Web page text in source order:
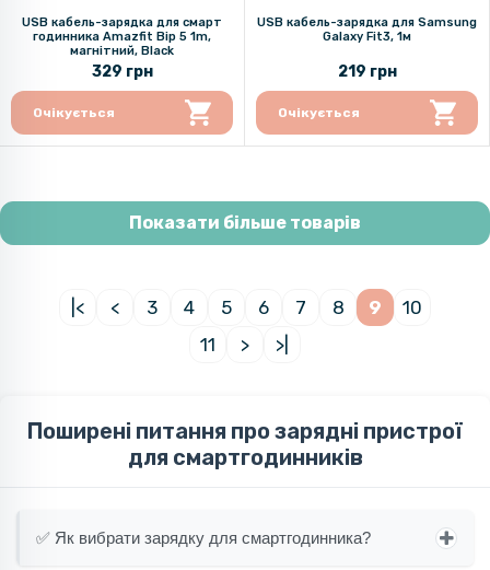
USB кабель-зарядка для смарт
годинника Amazfit Bip 5 1m,
магнітний, Black
329 грн
Очікується
USB кабель-зарядка для Samsung
Galaxy Fit3, 1м
219 грн
Очікується
Показати більше товарів
|< < 3 4 5 6 7 8 9
10
11
> >|
Поширені питання про зарядні пристрої
для смартгодинників
✅ Як вибрати зарядку для смартгодинника?